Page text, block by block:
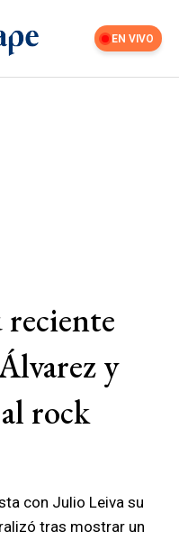
EN VIVO
reciente
y
rock
con Julio Leiva su
tras mostrar un